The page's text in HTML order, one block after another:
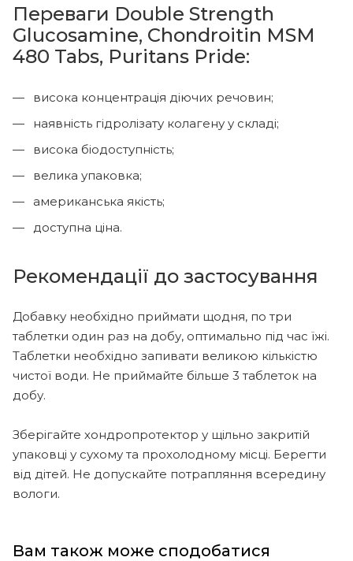
Переваги Double Strength
Glucosamine, Chondroitin MSM
480 Tabs, Puritans Pride:
висока концентрація діючих речовин;
наявність гідролізату колагену у складі;
висока біодоступність;
велика упаковка;
американська якість;
доступна ціна.
Рекомендації до застосування
Добавку необхідно приймати щодня, по три
таблетки один раз на добу, оптимально під час їжі.
Таблетки необхідно запивати великою кількістю
чистої води. Не приймайте більше 3 таблеток на
добу.
Зберігайте хондропротектор у щільно закритій
упаковці у сухому та прохолодному місці. Берегти
від дітей. Не допускайте потрапляння всередину
вологи.
Вам також може сподобатися